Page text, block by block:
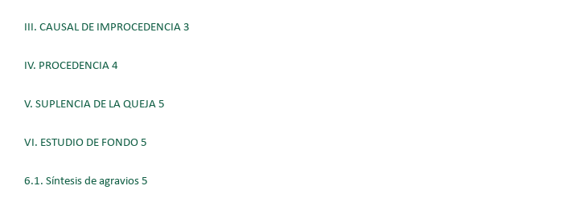
III. CAUSAL DE IMPROCEDENCIA 3
IV. PROCEDENCIA 4
V. SUPLENCIA DE LA QUEJA 5
VI. ESTUDIO DE FONDO 5
6.1. Síntesis de agravios 5